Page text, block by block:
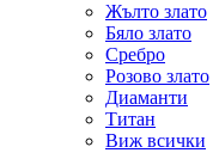
Жълто злато
Бяло злато
Сребро
Розово злато
Диаманти
Титан
Виж всички